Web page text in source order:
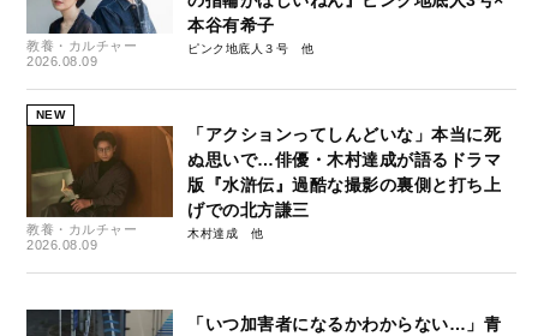
教養・カルチャー
2026.08.09
本谷有希子
ピンク地底人３号
NEW
教養・カルチャー
2026.08.09
「アクションってしんどいな」本当に死
ぬ思いで…俳優・木村達成が語るドラマ
版『水滸伝』過酷な撮影の裏側と打ち上
げでの北方謙三
木村達成
「いつ加害者になるかわからない…」青